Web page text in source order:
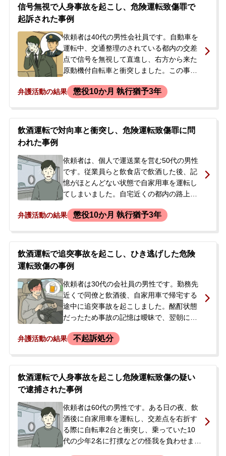
していましたが、危険運転致傷罪の容疑で
現行犯逮捕されました。逮捕当日、依頼者
の勤務先の顧問弁護士から当事務所に連絡
があり、会社の社長から正式に初回接見の
ご依頼を受けました。
信号無視で人身事故を起こし、危険運転致傷罪で
起訴された事例
依頼者は40代の男性会社員です。自動車を
運転中、交通整理のされている都内の交差
点で信号を無視して直進し、右方から来た
原動機付自転車と衝突しました。この事故
捻挫、腰部打撲などの傷害を負いました。
者との示談は成立していました。しかし後
日、危険運転致傷罪で在宅のまま起訴さ
ての裁判に強い不安を感じ、今後の対応に
ついて相談したいと、当事務所に来所され
ました。
弁護活動の結果 懲役10か月 執行猶予3年
飲酒運転で対向車と衝突し、危険運転致傷罪に問
われた事例
依頼者は、個人で運送業を営む50代の男性
です。従業員らと飲食店で飲酒した後、記
憶がほとんどない状態で自家用車を運転し
てしまいました。自宅近くの都内の路上を
を直進してきた車と衝突し、相手方運転手
日の深夜に逮捕され、その3日後には勾留が
決定。本人の身柄が拘束されている中、ご
家族が今後の見通しや身柄解放について相
談するため当事務所に来所され、ご依頼に
至りました。
弁護活動の結果 懲役10か月 執行猶予3年
飲酒運転で追突事故を起こし、ひき逃げした危険
運転致傷の事例
依頼者は30代の会社員の男性です。勤務先
近くで同僚と飲酒後、自家用車で帰宅する
途中に追突事故を起こしました。酩酊状態
だったため事故の記憶は曖昧で、翌朝に自
が発覚しました。事故の対応をせず現場を
開始されました。依頼者は今後の刑事手続
の流れや、刑事処分を回避するための活動
について相談するため、弁護士に依頼しま
した。
弁護活動の結果 不起訴処分
飲酒運転で人身事故を起こし危険運転致傷の疑い
で逮捕された事例
依頼者は60代の男性です。ある日の夜、飲
酒後に自家用車を運転し、交差点を右折す
る際に自転車2台と衝突し、乗っていた10
代の少年2名に打撲などの怪我を負わせまし